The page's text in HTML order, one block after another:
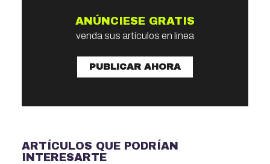
ANÚNCIESE GRATIS
venda sus artículos en linea
PUBLICAR AHORA
ARTÍCULOS QUE PODRÍAN
INTERESARTE